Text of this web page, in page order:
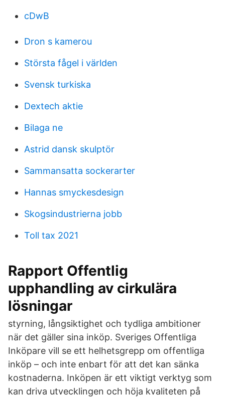
cDwB
Dron s kamerou
Största fågel i världen
Svensk turkiska
Dextech aktie
Bilaga ne
Astrid dansk skulptör
Sammansatta sockerarter
Hannas smyckesdesign
Skogsindustrierna jobb
Toll tax 2021
Rapport Offentlig
upphandling av cirkulära
lösningar
styrning, långsiktighet och tydliga ambitioner
när det gäller sina inköp. Sveriges Offentliga
Inköpare vill se ett helhetsgrepp om offentliga
inköp – och inte enbart för att det kan sänka
kostnaderna. Inköpen är ett viktigt verktyg som
kan driva utvecklingen och höja kvaliteten på